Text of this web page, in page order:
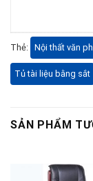
Thẻ: Nội thất văn
Tủ tài liệu bằng sắt
SẢN PHẨM